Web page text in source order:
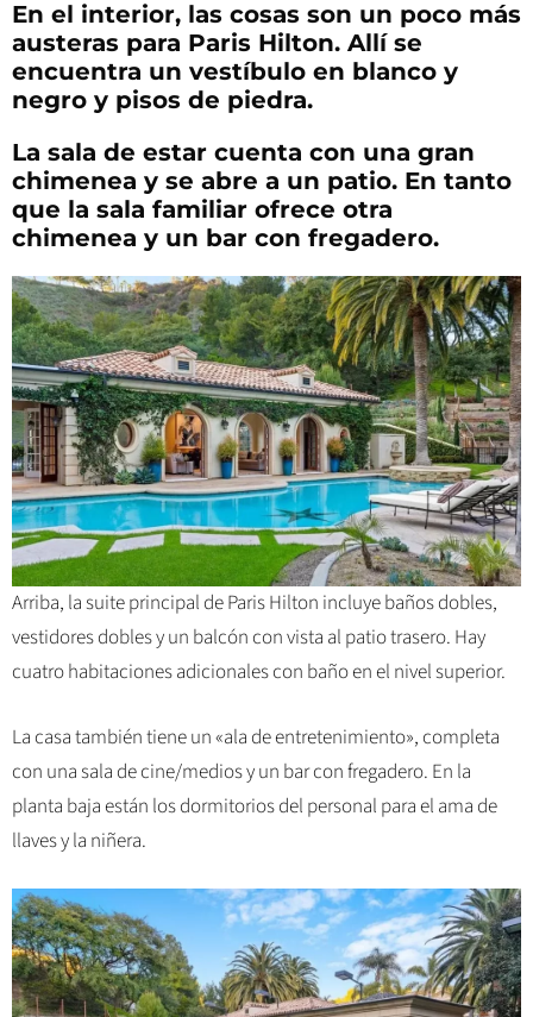
En el interior, las cosas son un poco más
austeras para Paris Hilton. Allí se
encuentra un vestíbulo en blanco y
negro y pisos de piedra.
La sala de estar cuenta con una gran
chimenea y se abre a un patio. En tanto
que la sala familiar ofrece otra
chimenea y un bar con fregadero.
Arriba, la suite principal de Paris Hilton incluye baños dobles,
vestidores dobles y un balcón con vista al patio trasero. Hay
cuatro habitaciones adicionales con baño en el nivel superior.
La casa también tiene un «ala de entretenimiento», completa
con una sala de cine/medios y un bar con fregadero. En la
planta baja están los dormitorios del personal para el ama de
llaves y la niñera.